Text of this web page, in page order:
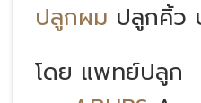
ปลูกผม ปลูกคิ้ว
โดย แพทย์ปลูก